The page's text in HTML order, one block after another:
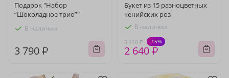
Подарок "Набор
“Шоколадное трио”"
В наличии
3 790 ₽
Букет из 15 разноцветных
кенийских роз
В наличии
3 110 ₽ -15%
2 640 ₽